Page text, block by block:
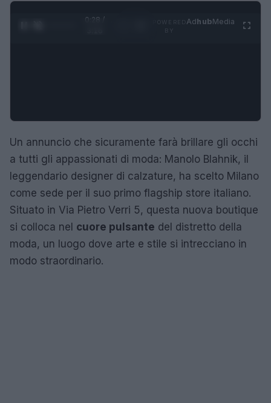
0:29 /
AdhubMedia
Un annuncio che sicuramente farà brillare gli occhi
a tutti gli appassionati di moda: Manolo Blahnik, il
leggendario designer di calzature, ha scelto Milano
come sede per il suo primo flagship store italiano.
Situato in Via Pietro Verri 5, questa nuova boutique
si colloca nel cuore pulsante del distretto della
moda, un luogo dove arte e stile si intrecciano in
modo straordinario.